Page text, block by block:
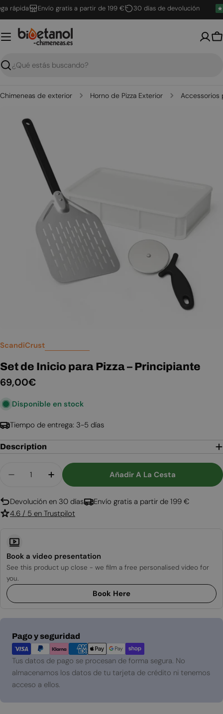
Saltar
al
contenido
rápida Envío gratis a partir de 199 € 30 días de devolución
Buscar
Chimeneas de exterior Horno de Pizza Exterior Accessorios
medios 0 en modal
ScandiCrust
Set de Inicio para Pizza – Principiante
Precio
69,00€
Disponible en stock
Tiempo de entrega: 3-5 días
Description
Disminuir Cantidad Para Set De Inicio Para
Aumentar Cantidad Para Set De Inicio
Añadir A La Cesta
Devolución en 30 días
Envío gratis a partir de 199 €
4.6 / 5 en Trustpilot
Book a video presentation
See this product up close - we film a free personalised video for
you.
Book Here
Pago y seguridad
Métodos
de
pago
Tus datos de pago se procesan de forma segura. No
almacenamos los datos de tu tarjeta de crédito ni tenemos
acceso a ellos.